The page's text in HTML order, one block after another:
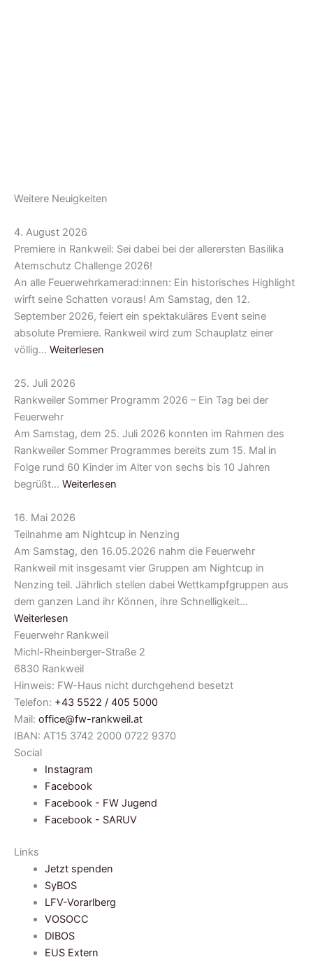
Weitere Neuigkeiten
4. August 2026
Premiere in Rankweil: Sei dabei bei der allerersten Basilika
Atemschutz Challenge 2026!
An alle Feuerwehrkamerad:innen: Ein historisches Highlight
wirft seine Schatten voraus! Am Samstag, den 12.
September 2026, feiert ein spektakuläres Event seine
absolute Premiere. Rankweil wird zum Schauplatz einer
völlig… Weiterlesen
25. Juli 2026
Rankweiler Sommer Programm 2026 – Ein Tag bei der
Feuerwehr
Am Samstag, dem 25. Juli 2026 konnten im Rahmen des
Rankweiler Sommer Programmes bereits zum 15. Mal in
Folge rund 60 Kinder im Alter von sechs bis 10 Jahren
begrüßt… Weiterlesen
16. Mai 2026
Teilnahme am Nightcup in Nenzing
Am Samstag, den 16.05.2026 nahm die Feuerwehr
Rankweil mit insgesamt vier Gruppen am Nightcup in
Nenzing teil. Jährlich stellen dabei Wettkampfgruppen aus
dem ganzen Land ihr Können, ihre Schnelligkeit…
Weiterlesen
Feuerwehr Rankweil
Michl-Rheinberger-Straße 2
6830 Rankweil
Hinweis: FW-Haus nicht durchgehend besetzt
Telefon: +43 5522 / 405 5000
Mail: office@fw-rankweil.at
IBAN: AT15 3742 2000 0722 9370
Social
Instagram
Facebook
Facebook - FW Jugend
Facebook - SARUV
Links
Jetzt spenden
SyBOS
LFV-Vorarlberg
VOSOCC
DIBOS
EUS Extern